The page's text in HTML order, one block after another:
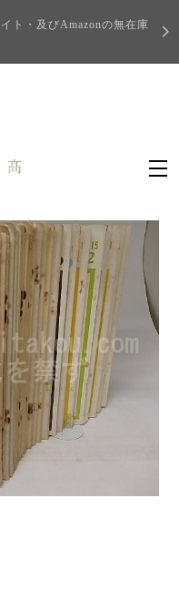
ト・及びAmazonの無在庫